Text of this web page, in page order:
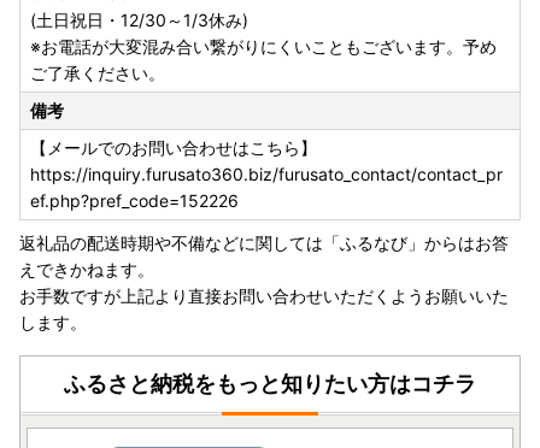
(土日祝日・12/30～1/3休み)
※お電話が大変混み合い繋がりにくいこともございます。予め
ご了承ください。
備考
【メールでのお問い合わせはこちら】
https://inquiry.furusato360.biz/furusato_contact/contact_pr
ef.php?pref_code=152226
返礼品の配送時期や不備などに関しては「ふるなび」からはお答
えできかねます。
お手数ですが上記より直接お問い合わせいただくようお願いいた
します。
ふるさと納税をもっと知りたい方はコチラ